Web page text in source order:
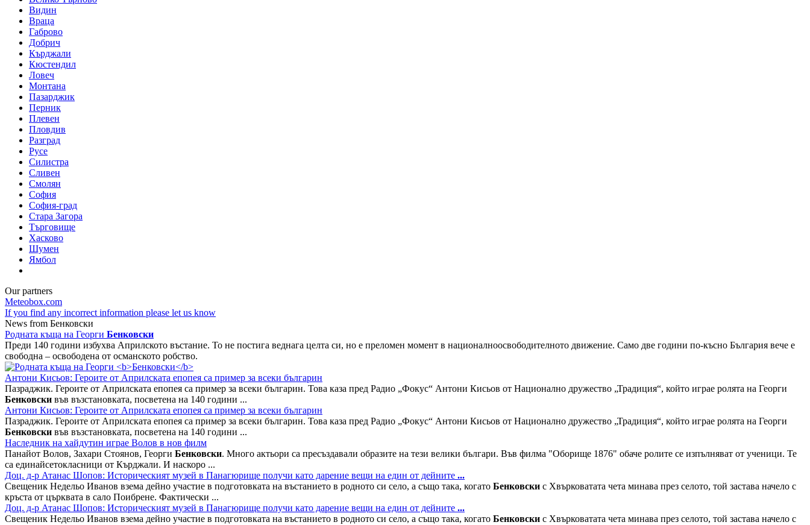
Видин
Враца
Габрово
Добрич
Кърджали
Кюстендил
Ловеч
Монтана
Пазарджик
Перник
Плевен
Пловдив
Разград
Русе
Силистра
Сливен
Смолян
София
София-град
Стара Загора
Търговище
Хасково
Шумен
Ямбол
Our partners
Meteobox.com
If you find any incorrect information please let us know
News from Бенковски
Родната къща на Георги Бенковски
Преди 140 години избухва Априлското въстание. То не постига веднага целта си, но е преломен момент в националноосвободителното движение. Само две години по-късно България вече е
свободна – освободена от османското робство.
Антони Кисьов: Героите от Априлската епопея са пример за всеки българин
Пазраджик. Героите от Априлската епопея са пример за всеки българин. Това каза пред Радио „Фокус“ Антони Кисьов от Национално дружество „Традиция“, който играе ролята на Георги
Бенковски във възстановката, посветена на 140 години ...
Антони Кисьов: Героите от Априлската епопея са пример за всеки българин
Пазраджик. Героите от Априлската епопея са пример за всеки българин. Това каза пред Радио „Фокус“ Антони Кисьов от Национално дружество „Традиция“, който играе ролята на Георги
Бенковски във възстановката, посветена на 140 години ...
Наследник на хайдутин играе Волов в нов филм
Панайот Волов, Захари Стоянов, Георги Бенковски. Много актьори са пресъздавали образите на тези велики българи. Във филма "Оборище 1876" обаче ролите се изпълняват от ученици. Те
са единайсетокласници от Кърджали. И наскоро ...
Доц. д-р Атанас Шопов: Историческият музей в Панагюрище получи като дарение вещи на един от дейните ...
Свещеник Недельо Иванов взема дейно участие в подготовката на въстанието в родното си село, а също така, когато Бенковски с Хвърковатата чета минава през селото, той застава начело с
кръста от църквата в сало Поибрене. Фактически ...
Доц. д-р Атанас Шопов: Историческият музей в Панагюрище получи като дарение вещи на един от дейните ...
Свещеник Недельо Иванов взема дейно участие в подготовката на въстанието в родното си село, а също така, когато Бенковски с Хвърковатата чета минава през селото, той застава начело с